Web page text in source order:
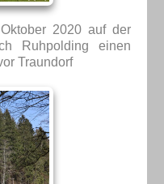
2020 auf der
Ruhpolding einen
Traundorf